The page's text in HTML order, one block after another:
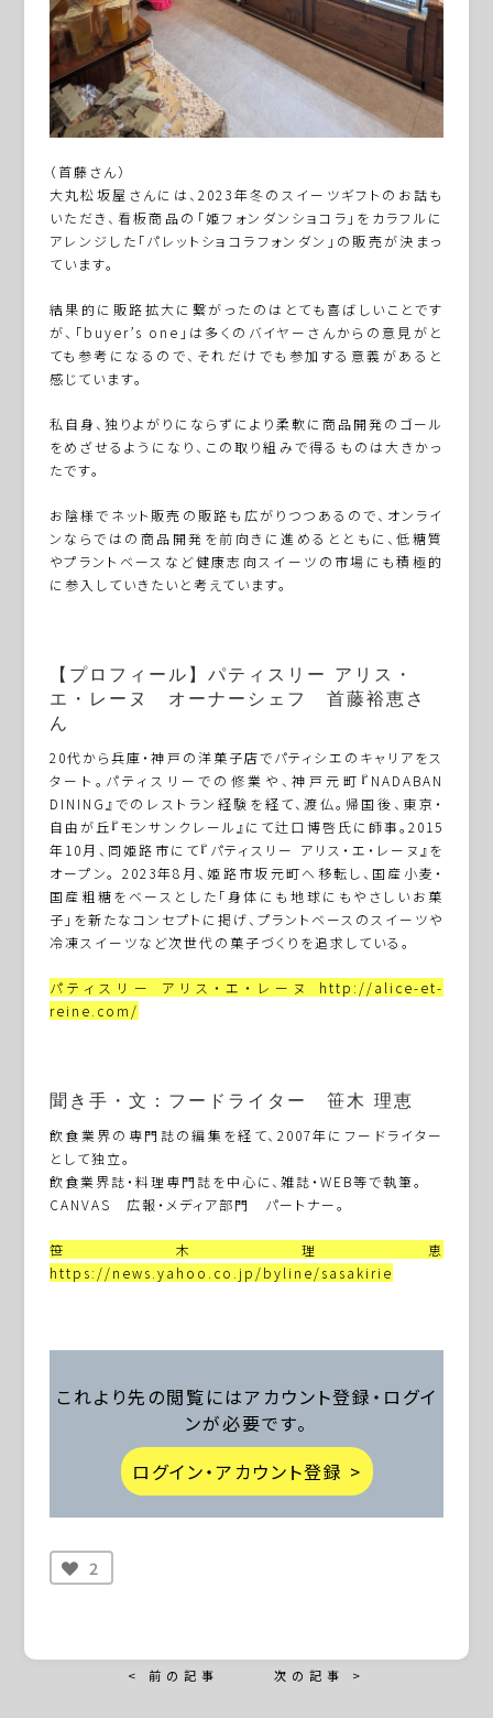
（首藤さん）
大丸松坂屋さんには、2023年冬のスイーツギフトのお話も
いただき、看板商品の「姫フォンダンショコラ」をカラフルに
アレンジした「パレットショコラフォンダン」の販売が決まっ
ています。
結果的に販路拡大に繋がったのはとても喜ばしいことです
が、「buyer’s one」は多くのバイヤーさんからの意見がと
ても参考になるので、それだけでも参加する意義があると
感じています。
私自身、独りよがりにならずにより柔軟に商品開発のゴール
をめざせるようになり、この取り組みで得るものは大きかっ
たです。
お陰様でネット販売の販路も広がりつつあるので、オンライ
ンならではの商品開発を前向きに進めるとともに、低糖質
やプラントベースなど健康志向スイーツの市場にも積極的
に参入していきたいと考えています。
【プロフィール】パティスリー アリス・
エ・レーヌ オーナーシェフ 首藤裕恵さ
ん
20代から兵庫・神戸の洋菓子店でパティシエのキャリアをス
タート。パティスリーでの修業や、神戸元町『NADABAN
DINING』でのレストラン経験を経て、渡仏。帰国後、東京・
自由が丘『モンサンクレール』にて辻口博啓氏に師事。2015
年10月、同姫路市にて『パティスリー アリス・エ・レーヌ』を
オープン。 2023年8月、姫路市坂元町へ移転し、国産小麦・
国産粗糖をベースとした「身体にも地球にもやさしいお菓
子」を新たなコンセプトに掲げ、プラントベースのスイーツや
冷凍スイーツなど次世代の菓子づくりを追求している。
パティスリー アリス・エ・レーヌ http://alice-et-
reine.com/
聞き手・文：フードライター 笹木 理恵
飲食業界の専門誌の編集を経て、2007年にフードライター
として独立。
飲食業界誌・料理専門誌を中心に、雑誌・WEB等で執筆。
CANVAS 広報・メディア部門 パートナー。
笹木理恵
https://news.yahoo.co.jp/byline/sasakirie
これより先の閲覧にはアカウント登録・ログイ
ンが必要です。
ログイン・アカウント登録 >
2
< 前の記事 次の記事 >